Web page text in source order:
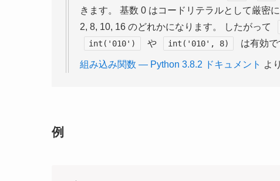
きます。 基数 0 はコードリテラルとして厳密
2, 8, 10, 16 のどれかになります。 したがって
int('010') や int('010', 8) は有効で
組み込み関数 — Python 3.8.2 ドキュメント よ
例